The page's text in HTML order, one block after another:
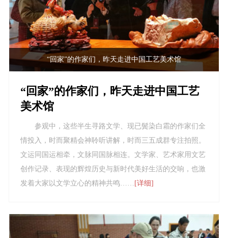
“回家”的作家们，昨天走进中国工艺美术馆
“回家”的作家们，昨天走进中国工艺
美术馆
参观中，这些半生寻路文学、现已鬓染白霜的作家们全
情投入，时而聚精会神聆听讲解，时而三五成群专注拍照。
文运同国运相牵，文脉同国脉相连。文学家、艺术家用文艺
创作记录、表现的辉煌历史与新时代美好生活的交响，也激
发着大家以文学立心的精神共鸣……
[详细]